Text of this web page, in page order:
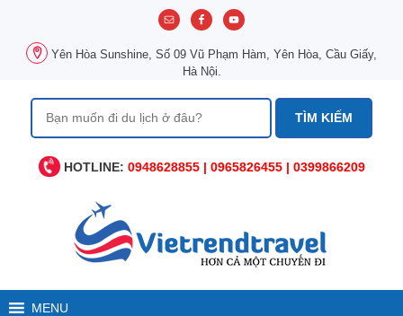
Yên Hòa Sunshine, Số 09 Vũ Phạm Hàm, Yên Hòa, Cầu Giấy,
Hà Nội.
Tìm
kiếm
HOTLINE: 0948628855 | 0965826455 | 0399866209
MENU